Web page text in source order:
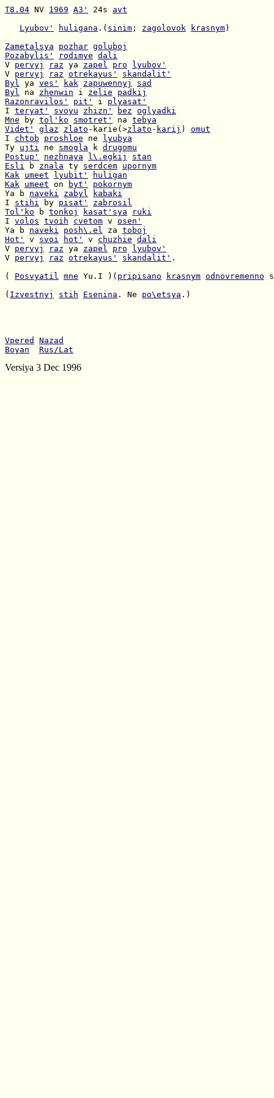
T8.04 NV 1969 A3' 24s avt
Lyubov'
huligana .( sinim ; zagolovok krasnym)
Zametalsya
pozhar goluboj
Pozabylis'
rodimye dali
V pervyj raz ya zapel pro
lyubov'
V pervyj raz otrekayus'
skandalit'
Byl ya ves' kak zapuwennyj
sad
Byl na zhenwin i zelie
padkij
Razonravilos'
pit' i plyasat'
I teryat' svoyu zhizn' bez oglyadki
Mne by tol'ko smotret' na tebya
Videt'
glaz zlato -karie(>zlato - karij ) omut
I chtob proshloe ne
lyubya
Ty ujti ne smogla k drugomu
Postup'
nezhnaya l\.egkij
stan
Esli b znala ty serdcem upornym
Kak umeet lyubit'
huligan
Kak umeet on byt'
pokornym
Ya b naveki zabyl
kabaki
I stihi by pisat'
zabrosil
Tol'ko b tonkoj kasat'sya
ruki
I volos tvoih cvetom v osen'
Ya b naveki posh\.el za toboj
Hot'
v svoi hot' v chuzhie dali
V pervyj raz ya zapel pro
lyubov'
V pervyj raz otrekayus' skandalit' .
( Posvyatil mne Yu.I )( pripisano krasnym odnovremenno
( Izvestnyj stih Esenina . Ne po\etsya .)
Vpered
Nazad
Boyan
Rus/Lat
Versiya 3 Dec 1996